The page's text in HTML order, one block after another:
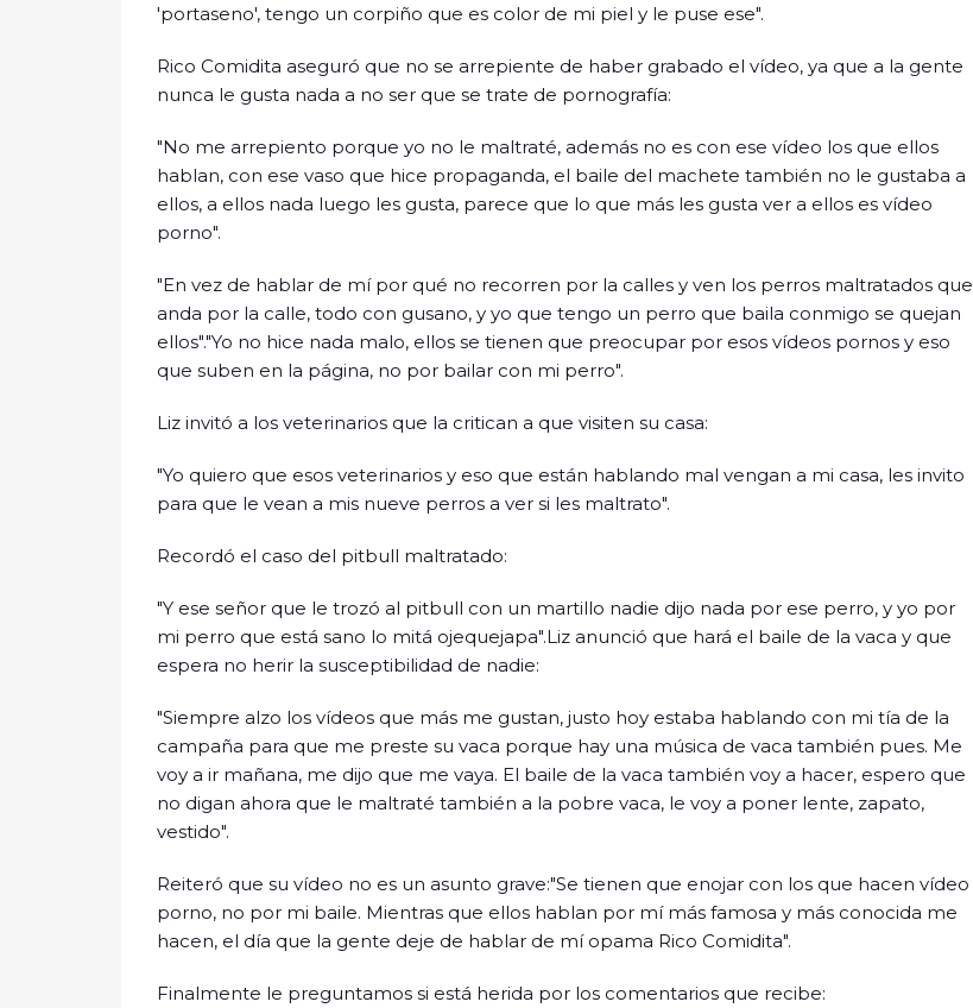
'portaseno', tengo un corpiño que es color de mi piel y le puse ese".
Rico Comidita aseguró que no se arrepiente de haber grabado el vídeo, ya que a la gente
nunca le gusta nada a no ser que se trate de pornografía:
"No me arrepiento porque yo no le maltraté, además no es con ese vídeo los que ellos
hablan, con ese vaso que hice propaganda, el baile del machete también no le gustaba a
ellos, a ellos nada luego les gusta, parece que lo que más les gusta ver a ellos es vídeo
porno".
"En vez de hablar de mí por qué no recorren por la calles y ven los perros maltratados que
anda por la calle, todo con gusano, y yo que tengo un perro que baila conmigo se quejan
ellos"."Yo no hice nada malo, ellos se tienen que preocupar por esos vídeos pornos y eso
que suben en la página, no por bailar con mi perro".
Liz invitó a los veterinarios que la critican a que visiten su casa:
"Yo quiero que esos veterinarios y eso que están hablando mal vengan a mi casa, les invito
para que le vean a mis nueve perros a ver si les maltrato".
Recordó el caso del pitbull maltratado:
"Y ese señor que le trozó al pitbull con un martillo nadie dijo nada por ese perro, y yo por
mi perro que está sano lo mitá ojequejapa".Liz anunció que hará el baile de la vaca y que
espera no herir la susceptibilidad de nadie:
"Siempre alzo los vídeos que más me gustan, justo hoy estaba hablando con mi tía de la
campaña para que me preste su vaca porque hay una música de vaca también pues. Me
voy a ir mañana, me dijo que me vaya. El baile de la vaca también voy a hacer, espero que
no digan ahora que le maltraté también a la pobre vaca, le voy a poner lente, zapato,
vestido".
Reiteró que su vídeo no es un asunto grave:"Se tienen que enojar con los que hacen vídeo
porno, no por mi baile. Mientras que ellos hablan por mí más famosa y más conocida me
hacen, el día que la gente deje de hablar de mí opama Rico Comidita".
Finalmente le preguntamos si está herida por los comentarios que recibe: